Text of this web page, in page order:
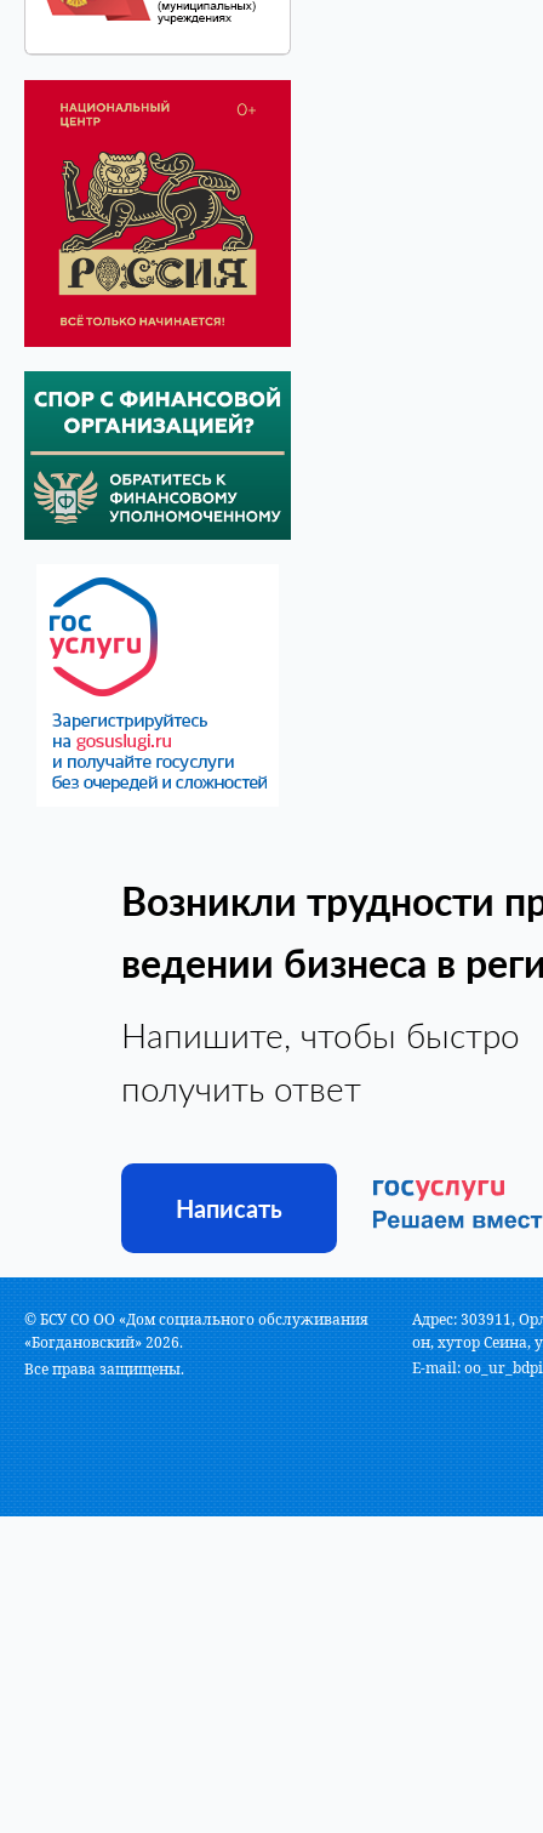
Возникли трудности
ведении бизнеса в
Напишите, чтобы быстро
получить ответ
Написать
© БСУ СО ОО «Дом социального обслуживания
«Богдановский» 2026.
Все права защищены.
Адрес: 303911,
он, хутор Сеина,
E-mail: